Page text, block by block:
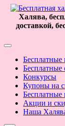
Халява,
доставкой,
Бесплатные
Бесплатные
Конкурсы
Купоны на
Бесплатные
Акции и
Наша